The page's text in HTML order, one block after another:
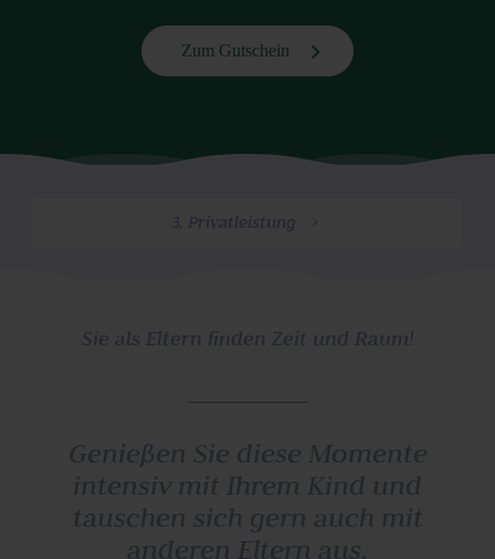
Zum Gutschein
3. Privatleistung
Sie als Eltern finden Zeit und Raum!
Genießen Sie diese Momente
intensiv mit Ihrem Kind und
tauschen sich gern auch mit
anderen Eltern aus.